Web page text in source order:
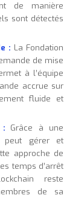
de manière
sont détectés
: La Fondation
de mise
à l’équipe
accrue sur
fluide et
: Grâce à une
peut gérer et
approche de
temps d’arrêt
reste
de sa